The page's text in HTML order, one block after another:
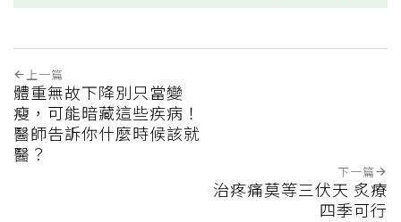
上一篇
體重無故下降別只當變
瘦，可能暗藏這些疾病！
醫師告訴你什麼時候該就
醫？
下一篇
治疼痛莫等三伏天 炙療
四季可行